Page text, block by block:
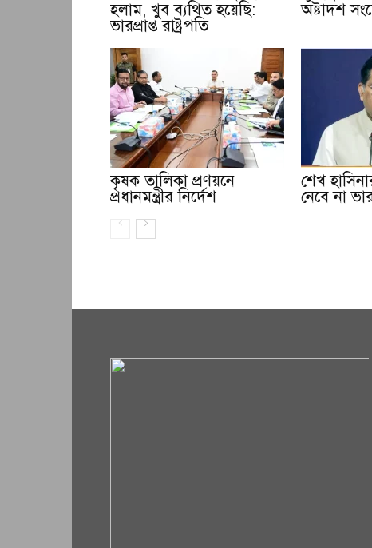
হলাম, খুব ব্যথিত হয়েছি:
ভারপ্রাপ্ত রাষ্ট্রপতি
অষ্টাদশ
কৃষক তালিকা প্রণয়নে
প্রধানমন্ত্রীর নির্দেশ
শেখ
নেবে না